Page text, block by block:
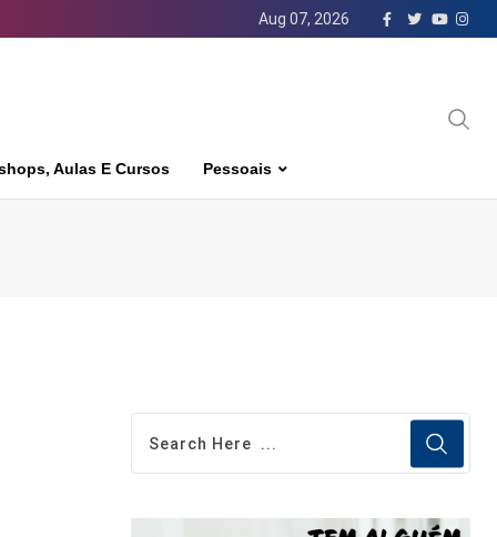
Aug 07, 2026
Aulas E Cursos Pessoais